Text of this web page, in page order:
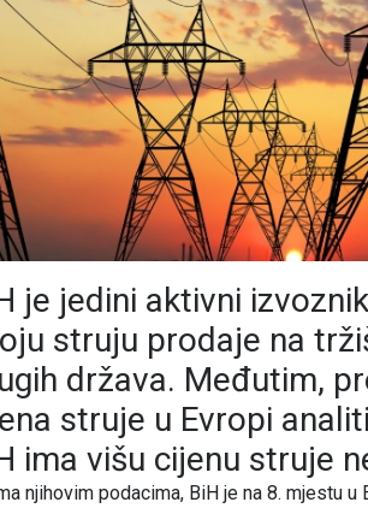
je jedini aktivni
struju prodaje na
država. Međutim,
struje u Evropi
ima višu cijenu struje
njihovim podacima, BiH je na 8. mjestu